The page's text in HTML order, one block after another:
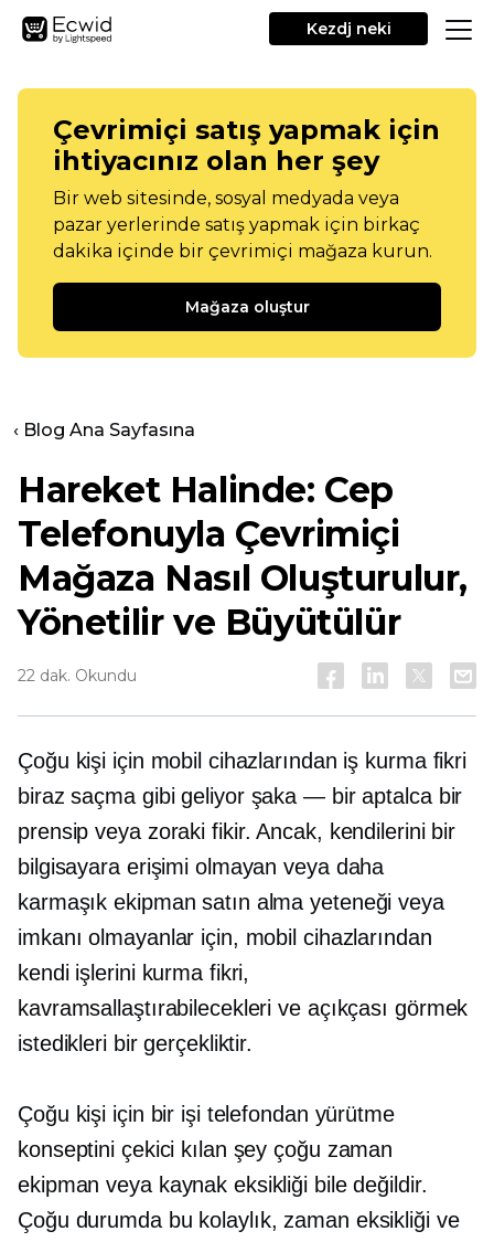
Kezdj neki
Çevrimiçi satış yapmak için
ihtiyacınız olan her şey
Bir web sitesinde, sosyal medyada veya
pazar yerlerinde satış yapmak için birkaç
dakika içinde bir çevrimiçi mağaza kurun.
Mağaza oluştur
‹ Blog Ana Sayfasına
Hareket Halinde: Cep
Telefonuyla Çevrimiçi
Mağaza Nasıl Oluşturulur,
Yönetilir ve Büyütülür
22 dak. Okundu
Çoğu kişi için mobil cihazlarından iş kurma fikri
biraz saçma gibi geliyor şaka — biraptalca bir
prensip veya zoraki fikir. Ancak, kendilerini bir
bilgisayara erişimi olmayan veya daha
karmaşık ekipman satın alma yeteneği veya
imkanı olmayanlar için, mobil cihazlarından
kendi işlerini kurma fikri,
kavramsallaştırabilecekleri ve açıkçası görmek
istedikleri bir gerçekliktir.
Çoğu kişi için bir işi telefondan yürütme
konseptini çekici kılan şey çoğu zaman
ekipman veya kaynak eksikliği bile değildir.
Çoğu durumda bu kolaylık, zaman eksikliği ve